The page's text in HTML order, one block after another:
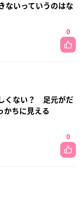
ないっていうのはな
0
くない？ 足元がだ
かちに見える
0